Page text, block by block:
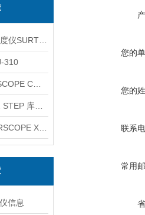
310
信息
您的
您的
联系
常用